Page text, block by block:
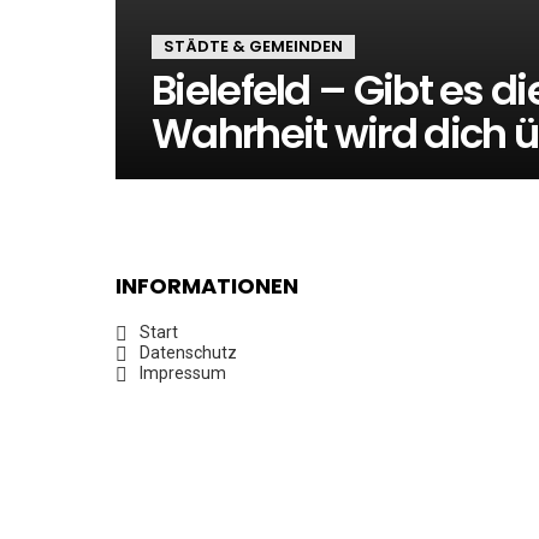
STÄDTE & GEMEINDEN
Bielefeld – Gibt es
Wahrheit wird dich
INFORMATIONEN
Start
Datenschutz
Impressum